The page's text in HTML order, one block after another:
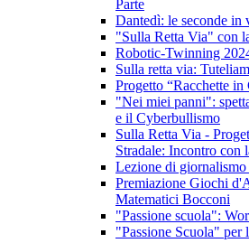
Parte
Dantedì: le seconde in
"Sulla Retta Via" con
Robotic-Twinning
Sulla retta via:
Progetto “Racchette in
"Nei miei panni":
e il Cyberbullismo
Sulla Retta Via -
Stradale: Incontro con
Lezione di
Premiazione Giochi
Matematici Bocconi
"Passione scuola":
"Passione Scuola" per